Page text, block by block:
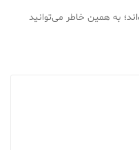
به همین خاطر می‌توانید